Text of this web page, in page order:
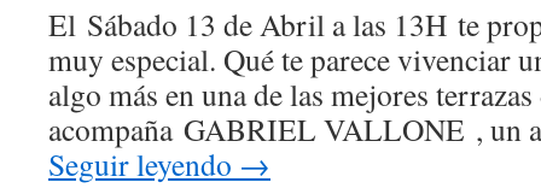
El Sábado 13 de Abril a las 13H te
muy especial. Qué te parece vivenciar
algo más en una de las mejores
acompaña GABRIEL VALLONE , un
Seguir leyendo →